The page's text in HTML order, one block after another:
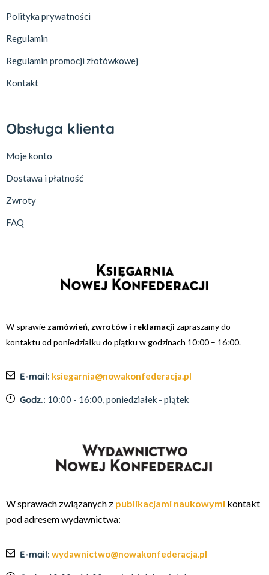
Polityka prywatności
Regulamin
Regulamin promocji złotówkowej
Kontakt
Obsługa klienta
Moje konto
Dostawa i płatność
Zwroty
FAQ
W sprawie zamówień, zwrotów i reklamacji zapraszamy do
kontaktu od poniedziałku do piątku w godzinach 10:00 – 16:00.
E-mail: ksiegarnia@nowakonfederacja.pl
Godz.: 10:00 - 16:00, poniedziałek - piątek
W sprawach związanych z publikacjami naukowymi kontakt
pod adresem wydawnictwa:
E-mail: wydawnictwo@nowakonfederacja.pl